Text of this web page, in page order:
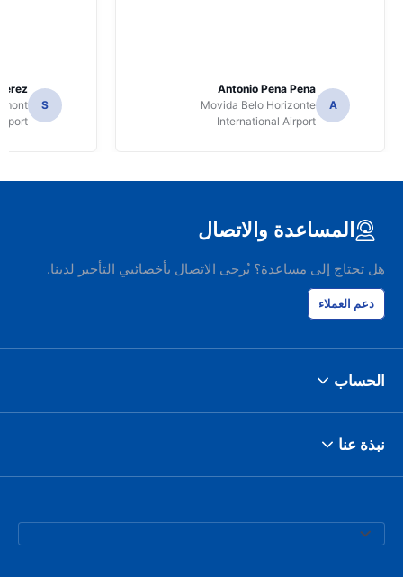
A
Antonio Pena Pena
Movida Belo Horizonte
International Airport
S
المساعدة والاتصال
هل تحتاج إلى مساعدة؟ يُرجى الاتصال بأخصائيي التأجير لدينا.
دعم العملاء
الحساب
نبذة عنا